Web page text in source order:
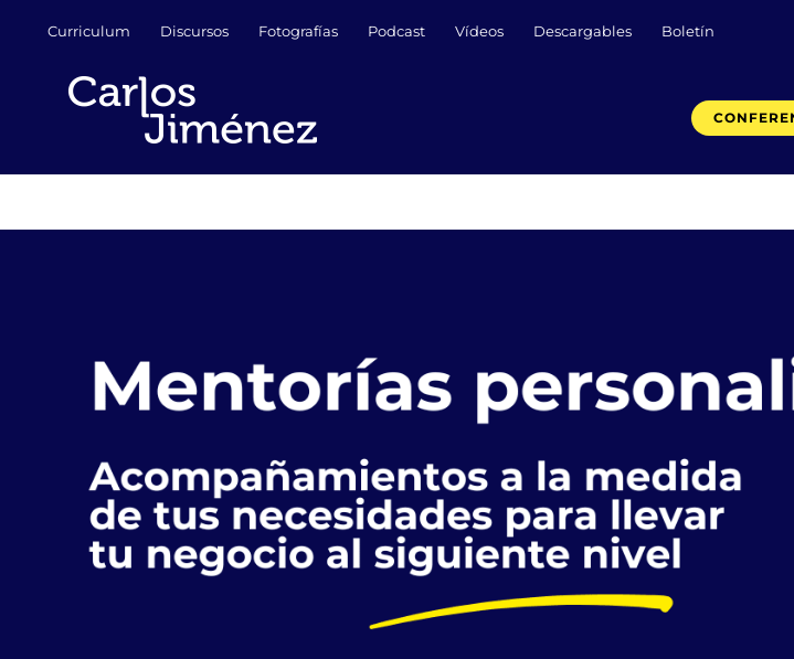
contenido
Curriculum Discursos Fotografías Podcast Vídeos Descargables Boletín